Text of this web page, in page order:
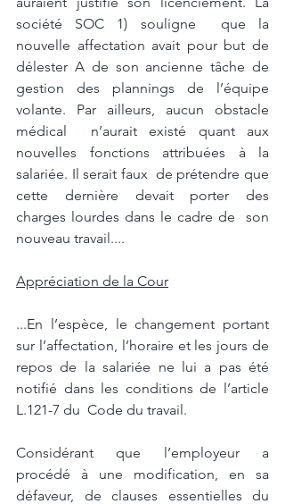
société SOC 1) souligne  que la
nouvelle affectation avait pour but de
délester A de son ancienne tâche de
gestion des plannings de l’équipe
volante. Par ailleurs, aucun obstacle
médical  n’aurait existé quant aux
nouvelles fonctions attribuées à la
salariée. Il serait faux  de prétendre que
cette dernière devait porter des
charges lourdes dans le cadre de  son
nouveau travail....
Appréciation de la Cour
...En l’espèce, le changement portant
sur l’affectation, l’horaire et les jours de
repos de la salariée ne lui a pas été
notifié dans les conditions de l’article
L.121-7 du  Code du travail.
Considérant que l’employeur a
procédé à une modification, en sa
défaveur, de clauses essentielles du